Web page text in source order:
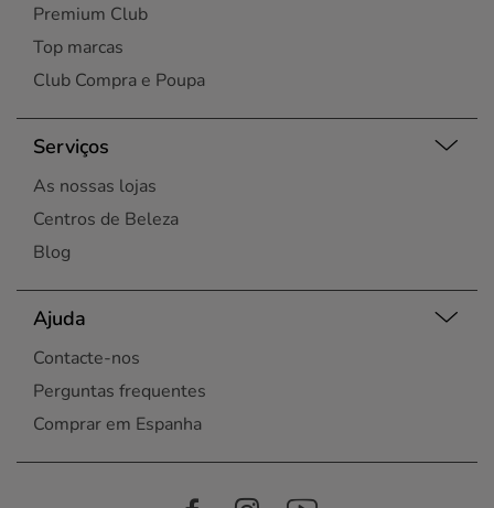
Premium Club
Top marcas
Club Compra e Poupa
Serviços
As nossas lojas
Centros de Beleza
Blog
Ajuda
Contacte-nos
Perguntas frequentes
Comprar em Espanha